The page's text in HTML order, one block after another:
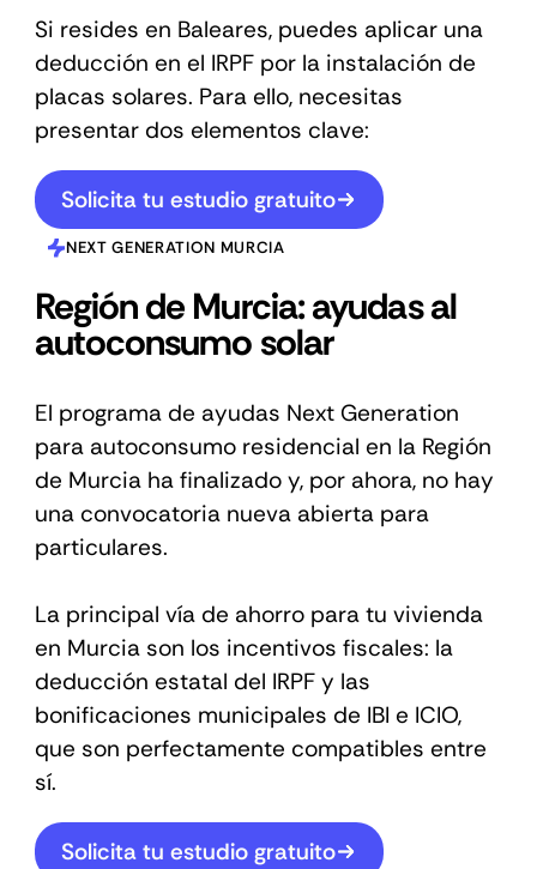
Si resides en Baleares, puedes aplicar una
deducción en el IRPF por la instalación de
placas solares. Para ello, necesitas
presentar dos elementos clave:
Solicita tu estudio gratuito
NEXT GENERATION MURCIA
Región de Murcia: ayudas al
autoconsumo solar
El programa de ayudas Next Generation
para autoconsumo residencial en la Región
de Murcia ha finalizado y, por ahora, no hay
una convocatoria nueva abierta para
particulares.
La principal vía de ahorro para tu vivienda
en Murcia son los incentivos fiscales: la
deducción estatal del IRPF y las
bonificaciones municipales de IBI e ICIO,
que son perfectamente compatibles entre
sí.
Solicita tu estudio gratuito